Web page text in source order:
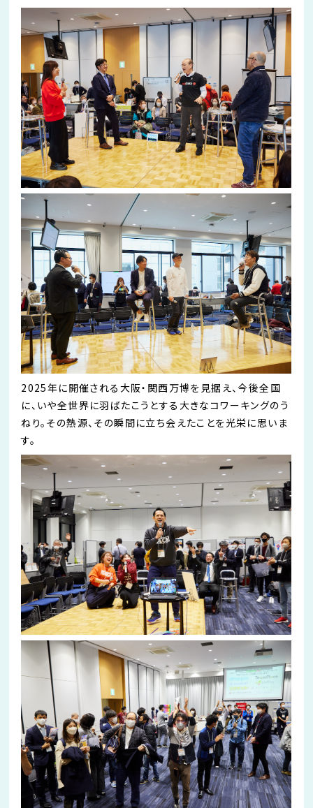
2025年に開催される大阪・関西万博を見据え、今後全国
に、いや全世界に羽ばたこうとする大きなコワーキングのう
ねり。その熱源、その瞬間に立ち会えたことを光栄に思いま
す。